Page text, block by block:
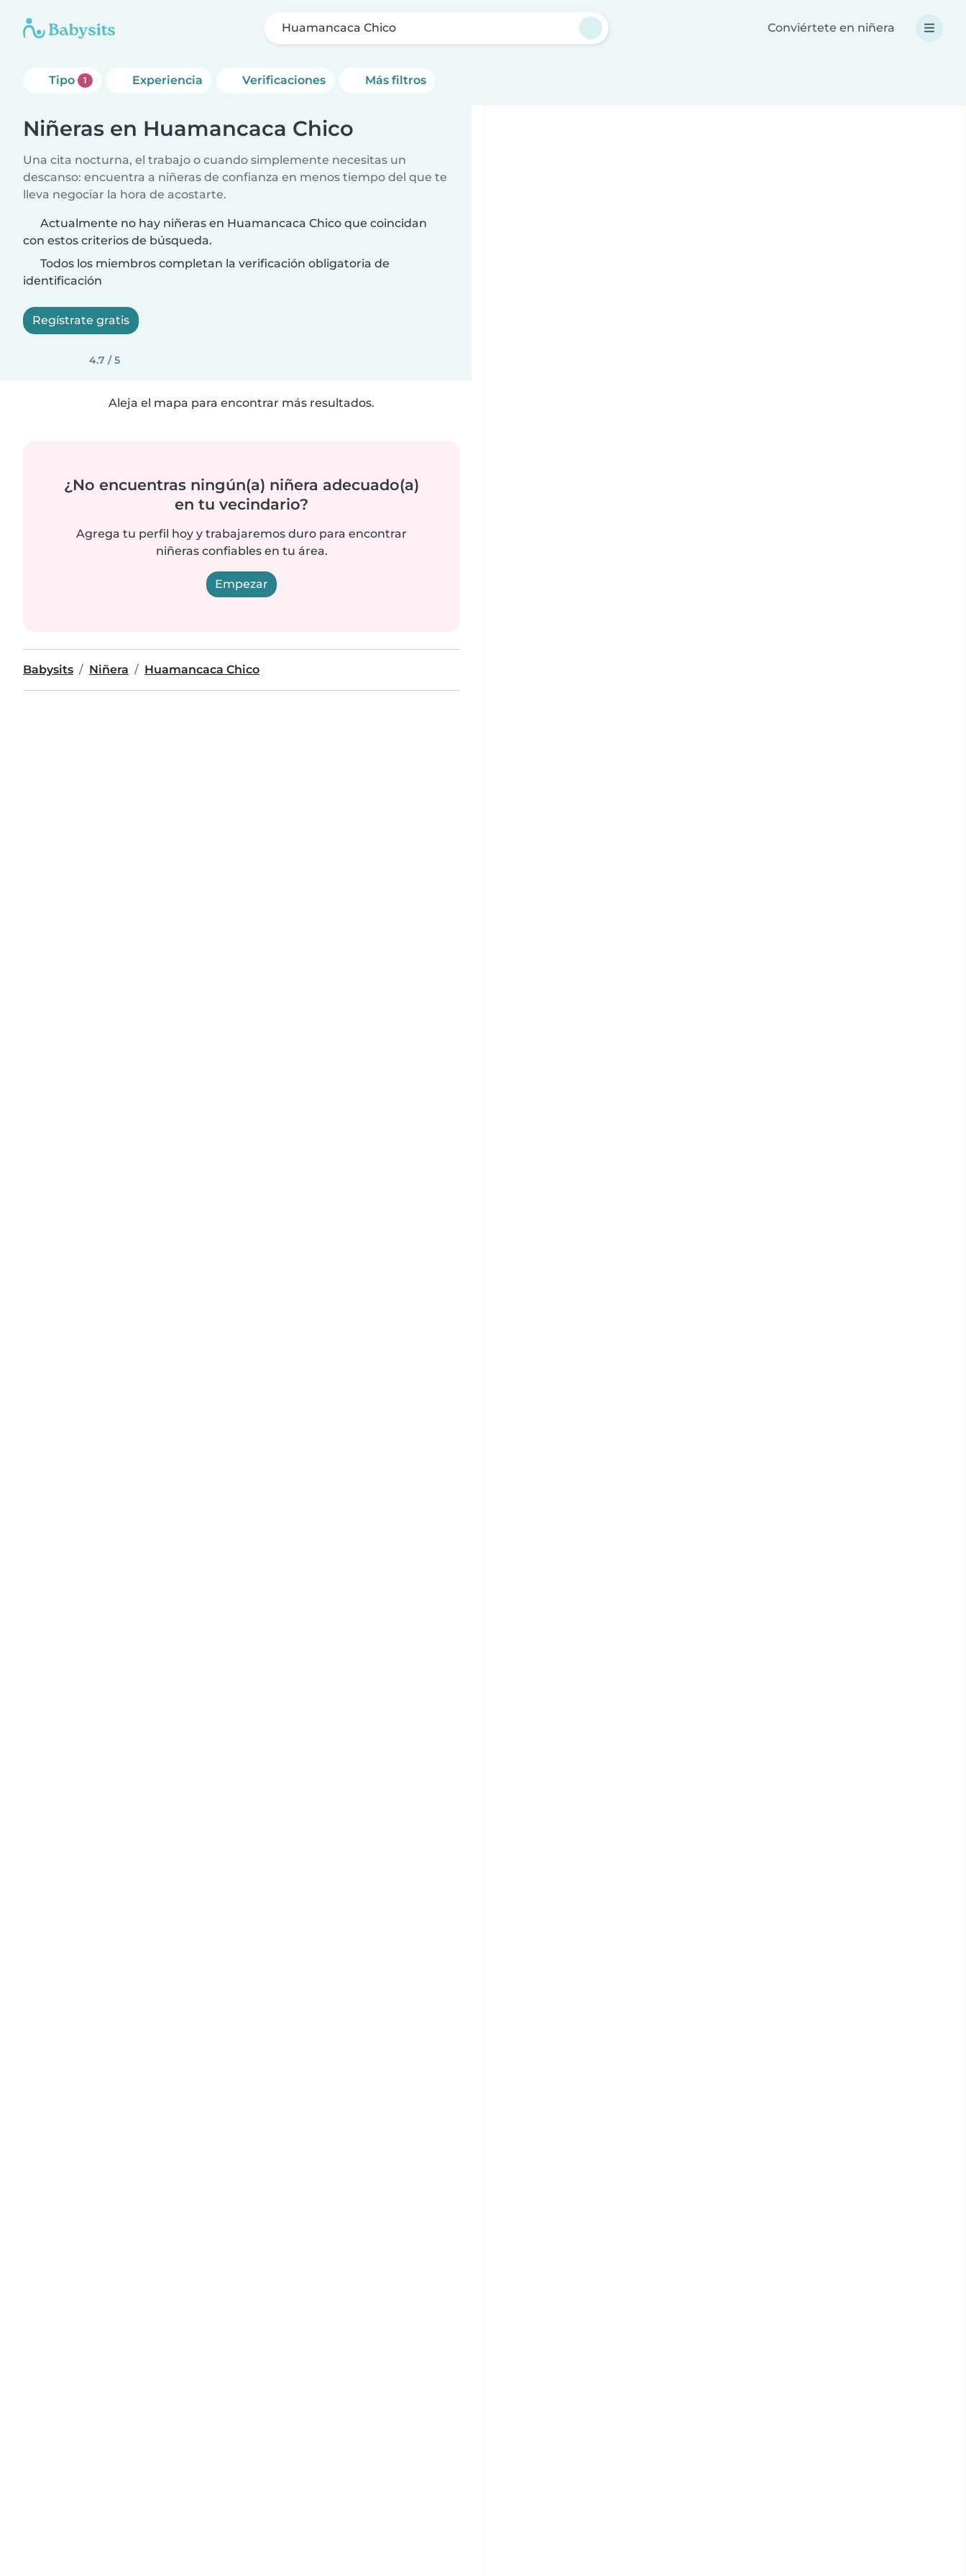
Huamancaca Chico Conviértete en niñera
Tipo 1 Experiencia Verificaciones Más filtros
Niñeras en Huamancaca Chico
Una cita nocturna, el trabajo o cuando simplemente necesitas un
descanso: encuentra a niñeras de confianza en menos tiempo del que te
lleva negociar la hora de acostarte.
Actualmente no hay niñeras en Huamancaca Chico que coincidan
con estos criterios de búsqueda.
Todos los miembros completan la verificación obligatoria de
identificación
Regístrate gratis
4.7 / 5
Aleja el mapa para encontrar más resultados.
¿No encuentras ningún(a) niñera adecuado(a)
en tu vecindario?
Agrega tu perfil hoy y trabajaremos duro para encontrar
niñeras confiables en tu área.
Empezar
Babysits Niñera Huamancaca Chico